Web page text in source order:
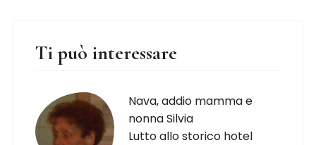
Ti può interessare
Nava, addio mamma e
nonna Silvia
Lutto allo storico hotel